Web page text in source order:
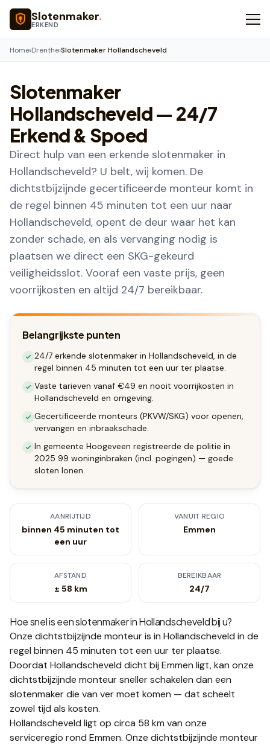
Naar hoofdinhoud
Slotenmaker.
ERKEND
Home›Drenthe›Slotenmaker Hollandscheveld
Slotenmaker
Hollandscheveld— 24/7
Erkend & Spoed
Direct hulp van een erkende slotenmaker in
Hollandscheveld? U belt, wij komen. De
dichtstbijzijnde gecertificeerde monteur komt in
de regel binnen 45 minuten tot een uur naar
Hollandscheveld, opent de deur waar het kan
zonder schade, en als vervanging nodig is
plaatsen we direct een SKG-gekeurd
veiligheidsslot. Vooraf een vaste prijs, geen
voorrijkosten en altijd 24/7 bereikbaar.
Belangrijkste punten
24/7 erkende slotenmaker in Hollandscheveld, in de
regel binnen 45 minuten tot een uur ter plaatse.
Vaste tarieven vanaf €49 en nooit voorrijkosten in
Hollandscheveld en omgeving.
Gecertificeerde monteurs (PKVW/SKG) voor openen,
vervangen en inbraakschade.
In gemeente Hoogeveen registreerde de politie in
2025 99 woninginbraken (incl. pogingen) — goede
sloten lonen.
AANRIJTIJD
binnen 45 minuten tot
een uur
VANUIT REGIO
Emmen
AFSTAND
± 58 km
BEREIKBAAR
24/7
Hoe snel is een slotenmaker inHollandscheveldbij u?
Onze dichtstbijzijnde monteur is in Hollandscheveld in de
regel binnen 45 minuten tot een uur ter plaatse.
Doordat Hollandscheveld dicht bij Emmen ligt, kan onze
dichtstbijzijnde monteur sneller schakelen dan een
slotenmaker die van ver moet komen — dat scheelt
zowel tijd als kosten.
Hollandscheveld ligt op circa 58 km van onze
serviceregio rond Emmen. Onze dichtstbijzijnde monteur